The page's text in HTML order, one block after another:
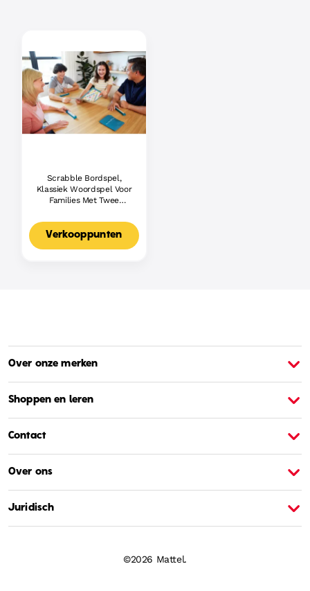
Scrabble Bordspel,
Klassiek Woordspel Voor
Families Met Twee
Voor 2-4 Spelers,
Nederlandse Editie
Verkooppunten
Over onze merken
Shoppen en leren
Contact
Over ons
Juridisch
©2026 Mattel.